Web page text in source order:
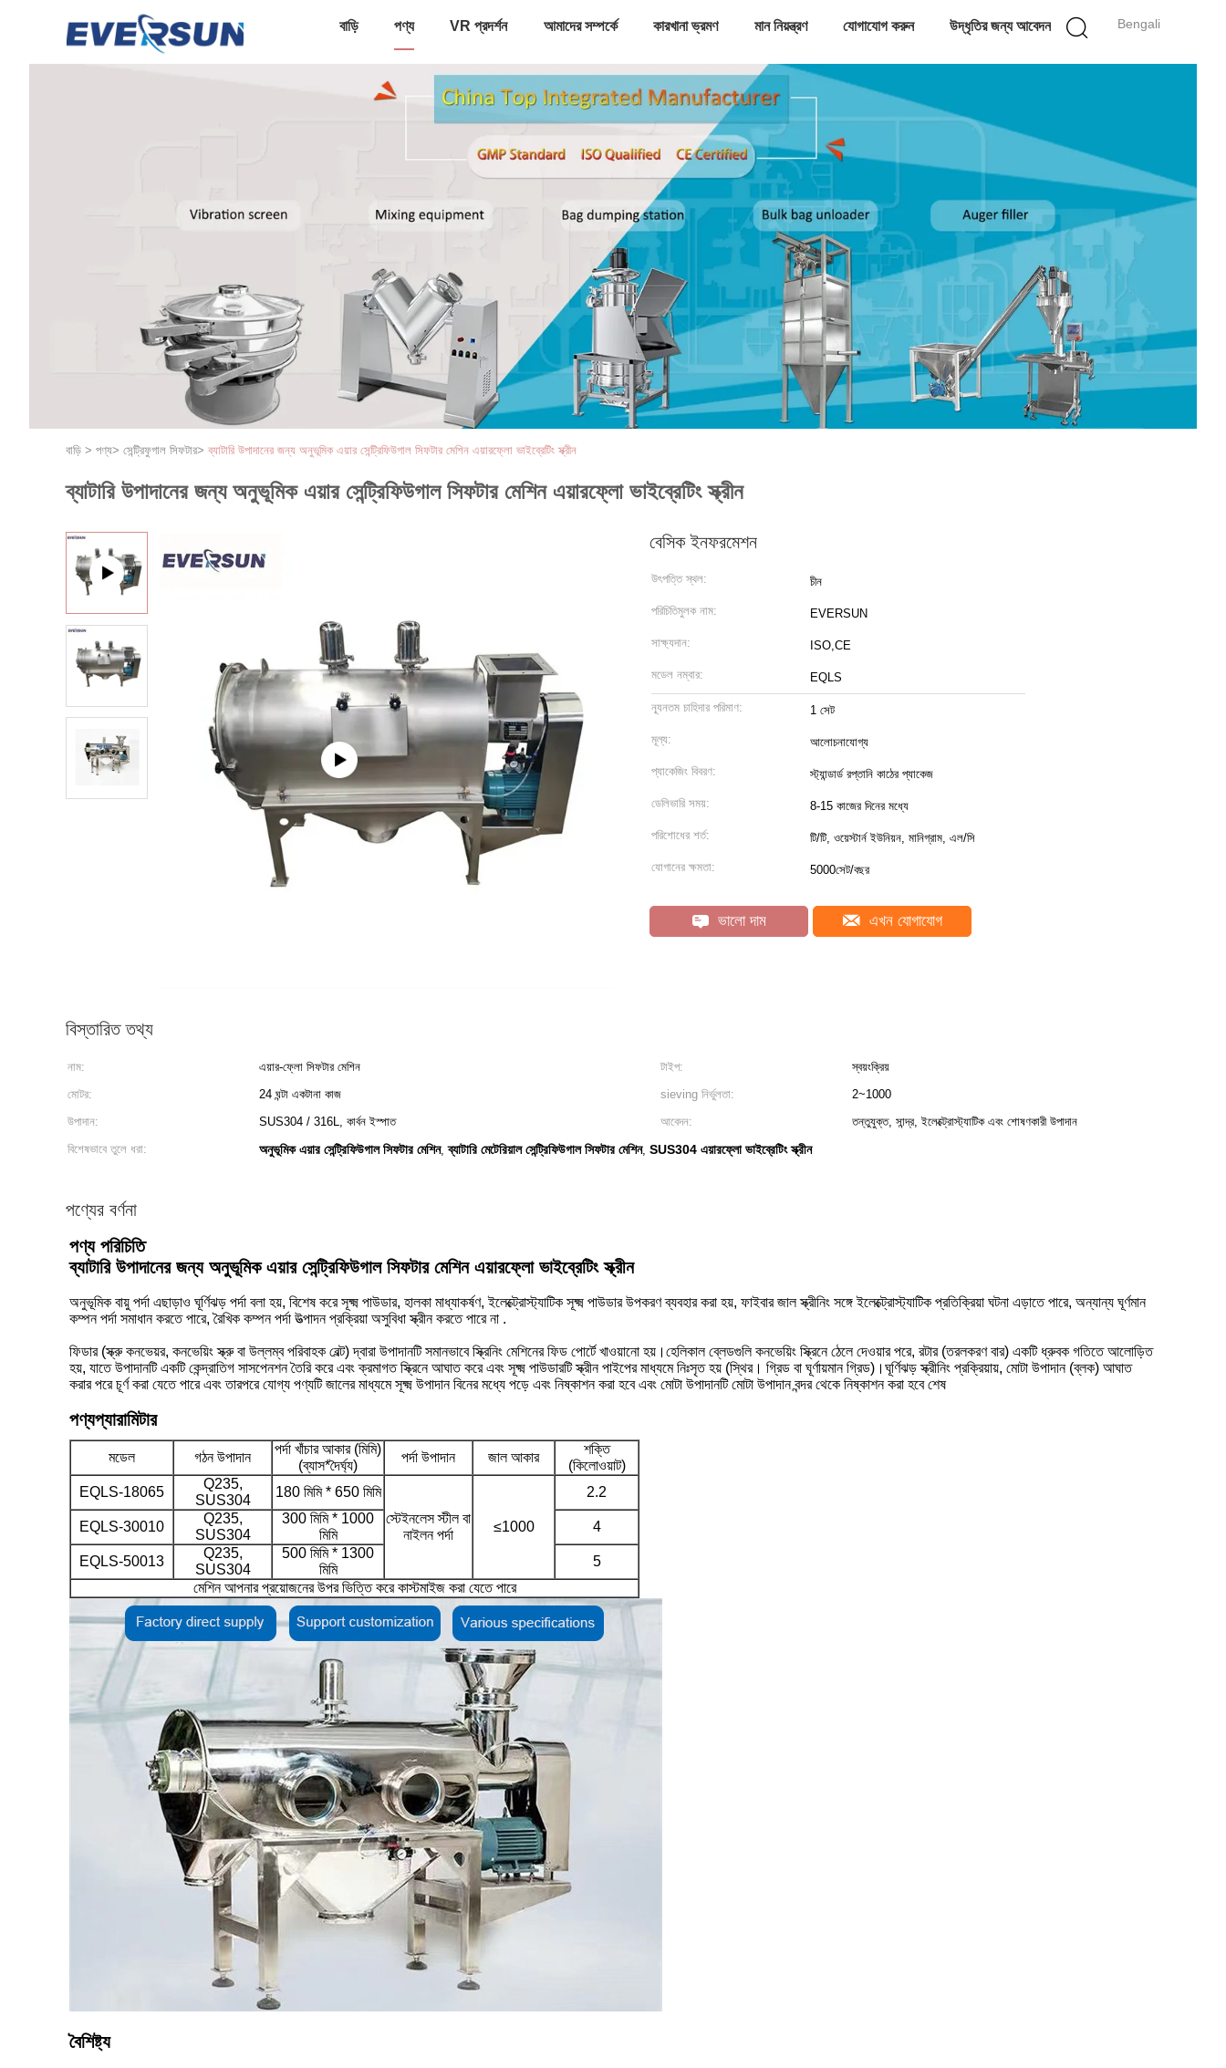
Bengali
বাড়ি পণ্য VR প্রদর্শন আমাদের সম্পর্কে কারখানা ভ্রমণ মান নিয়ন্ত্রণ যোগাযোগ করুন উদ্ধৃতির জন্য আবেদন
বাড়ি > পণ্য> সেন্ট্রিফুগাল সিফটার> ব্যাটারি উপাদানের জন্য অনুভূমিক এয়ার সেন্ট্রিফিউগাল সিফটার মেশিন এয়ারফ্লো ভাইব্রেটিং স্ক্রীন
ব্যাটারি উপাদানের জন্য অনুভূমিক এয়ার সেন্ট্রিফিউগাল সিফটার মেশিন এয়ারফ্লো ভাইব্রেটিং স্ক্রীন
বেসিক ইনফরমেশন
উৎপত্তি স্থল: চীন
পরিচিতিমুলক নাম: EVERSUN
সাক্ষ্যদান: ISO,CE
মডেল নম্বার: EQLS
ন্যূনতম চাহিদার পরিমাণ: 1 সেট
মূল্য: আলোচনাযোগ্য
প্যাকেজিং বিবরণ: স্ট্যান্ডার্ড রপ্তানি কাঠের প্যাকেজ
ডেলিভারি সময়: 8-15 কাজের দিনের মধ্যে
পরিশোধের শর্ত: টি/টি, ওয়েস্টার্ন ইউনিয়ন, মানিগ্রাম, এল/সি
যোগানের ক্ষমতা: 5000সেট/বছর
ভালো দাম এখন যোগাযোগ
বিস্তারিত তথ্য
নাম: এয়ার-ফ্লো সিফটার মেশিন টাইপ:
স্বয়ংক্রিয়
মোটর:
24 ঘন্টা একটানা কাজ sieving নির্ভুলতা:
2~1000
উপাদান:
SUS304 / 316L, কার্বন ইস্পাত আবেদন:
তন্তুযুক্ত, সান্দ্র, ইলেক্ট্রোস্ট্যাটিক এবং শোষণকারী উপাদান
বিশেষভাবে তুলে ধরা:
অনুভূমিক এয়ার সেন্ট্রিফিউগাল সিফটার মেশিন,ব্যাটারি মেটেরিয়াল সেন্ট্রিফিউগাল সিফটার মেশিন, SUS304 এয়ারফ্লো ভাইব্রেটিং স্ক্রীন
পণ্যের বর্ণনা
পণ্য পরিচিতি
ব্যাটারি উপাদানের জন্য অনুভূমিক এয়ার সেন্ট্রিফিউগাল সিফটার মেশিন এয়ারফ্লো ভাইব্রেটিং স্ক্রীন
অনুভূমিক বায়ু পর্দা এছাড়াও ঘূর্ণিঝড় পর্দা বলা হয়, বিশেষ করে সূক্ষ্ম পাউডার, হালকা মাধ্যাকর্ষণ, ইলেক্ট্রোস্ট্যাটিক সূক্ষ্ম পাউডার উপকরণ ব্যবহার করা হয়, ফাইবার জাল স্ক্রীনিং সঙ্গে ইলেক্ট্রোস্ট্যাটিক প্রতিক্রিয়া ঘটনা এড়াতে পারে, অন্যান্য ঘূর্ণমান
কম্পন পর্দা সমাধান করতে পারে, রৈখিক কম্পন পর্দা উত্পাদন প্রক্রিয়া অসুবিধা স্ক্রীন করতে পারে না .
ফিডার (স্ক্রু কনভেয়র, কনভেয়িং স্ক্রু বা উল্লম্ব পরিবাহক বেল্ট) দ্বারা উপাদানটি সমানভাবে স্ক্রিনিং মেশিনের ফিড পোর্টে খাওয়ানো হয়।হেলিকাল ব্লেডগুলি কনভেয়িং স্ক্রিনে ঠেলে দেওয়ার পরে, রটার (তরলকরণ বার) একটি ধ্রুবক গতিতে আলোড়িত
হয়, যাতে উপাদানটি একটি কেন্দ্রাতিগ সাসপেনশন তৈরি করে এবং ক্রমাগত স্ক্রিনে আঘাত করে এবং সূক্ষ্ম পাউডারটি স্ক্রীন পাইপের মাধ্যমে নিঃসৃত হয় (স্থির। গ্রিড বা ঘূর্ণায়মান গ্রিড)।ঘূর্ণিঝড় স্ক্রীনিং প্রক্রিয়ায়, মোটা উপাদান (ব্লক) আঘাত
করার পরে চূর্ণ করা যেতে পারে এবং তারপরে যোগ্য পণ্যটি জালের মাধ্যমে সূক্ষ্ম উপাদান বিনের মধ্যে পড়ে এবং নিষ্কাশন করা হবে এবং মোটা উপাদানটি মোটা উপাদান বন্দর থেকে নিষ্কাশন করা হবে শেষ
পণ্যপ্যারামিটার
মডেল গঠন উপাদান
পর্দা খাঁচার আকার (মিমি)
(ব্যাস*দৈর্ঘ্য)
পর্দা উপাদান জাল আকার
শক্তি
(কিলোওয়াট)
EQLS-18065
Q235,
SUS304
180 মিমি * 650 মিমি
স্টেইনলেস স্টীল বা
নাইলন পর্দা
≤1000
2.2
EQLS-30010
Q235,
SUS304
300 মিমি * 1000
মিমি
4
EQLS-50013
Q235,
SUS304
500 মিমি * 1300
মিমি
5
মেশিন আপনার প্রয়োজনের উপর ভিত্তি করে কাস্টমাইজ করা যেতে পারে
বৈশিষ্ট্য